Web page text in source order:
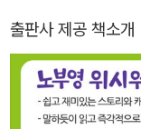
습니다. 어린이 문학에
훈장을 받았으며, 이
2018년에는 안데르
에 뉴질랜드 어린이
출판사 제공 책소개